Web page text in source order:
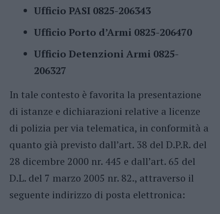
Ufficio PASI 0825-206343
Ufficio Porto d’Armi 0825-206470
Ufficio Detenzioni Armi 0825-
206327
In tale contesto è favorita la presentazione
di istanze e dichiarazioni relative a licenze
di polizia per via telematica, in conformità a
quanto già previsto dall’art. 38 del D.P.R. del
28 dicembre 2000 nr. 445 e dall’art. 65 del
D.L. del 7 marzo 2005 nr. 82., attraverso il
seguente indirizzo di posta elettronica: